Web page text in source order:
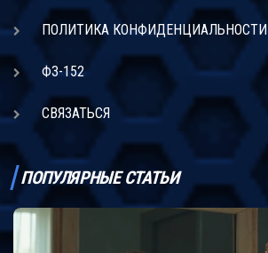
ПОЛИТИКА КОНФИДЕНЦИАЛЬНОСТИ
ФЗ-152
СВЯЗАТЬСЯ
ПОПУЛЯРНЫЕ СТАТЬИ